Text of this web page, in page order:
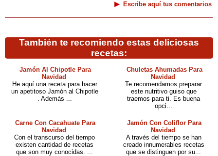
Escribe aquí tus comentarios
También te recomiendo estas deliciosas
recetas:
Jamón Al Chipotle Para
Navidad
He aquí una receta para hacer
un apetitoso Jamón al Chipotle
. Además ...
Chuletas Ahumadas Para
Navidad
Te recomendamos preparar
este nutritivo guiso que
traemos para ti. Es buena
opci...
Carne Con Cacahuate Para
Navidad
Con el transcurso del tiempo
existen cantidad de recetas
que son muy conocidas. ...
Jamón Con Coliflor Para
Navidad
A través del tiempo se han
creado innumerables recetas
que se distinguen por su...